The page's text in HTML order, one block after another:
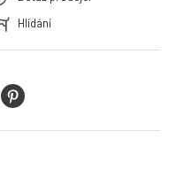
Hlídání